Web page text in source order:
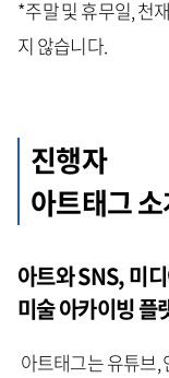
*주말 및 휴무일, 천
지 않습니다.
진행자
아트태그
아트와 SNS, 미
미술 아카이빙
아트태그는 유튜브,